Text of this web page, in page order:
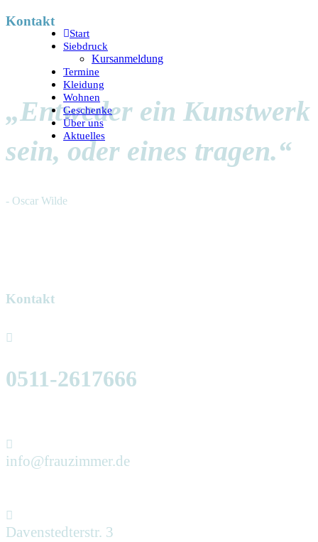
Kontakt
„Entweder ein Kunstwerk
sein, oder eines tragen.“
- Oscar Wilde
Kontakt
0511-2617666
info@frauzimmer.de
Davenstedterstr. 3
Start
Siebdruck
Kursanmeldung
Termine
Kleidung
Wohnen
Geschenke
Über uns
Aktuelles